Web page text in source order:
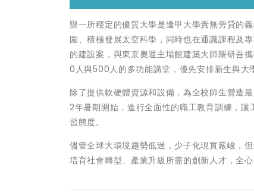
辦一所穩定的優質大學是逢甲大學責無旁貸
園、積極發展太空科學，同時也在通識課程及
的建設案，與東京奧運主場館建築大師隈研吾
0人與500人的多功能講堂，優先安排新生與大
除了提供軟硬體資源和設備，為全校師生營造
2年暑期開始，進行全面性的職工教育訓練，
習態度。
儘管全球大環境趨勢低迷，少子化現實嚴峻，
培育社會轉型、產業升級所需的創新人才，全心